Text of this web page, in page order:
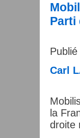
Parti
Carl
la
droite